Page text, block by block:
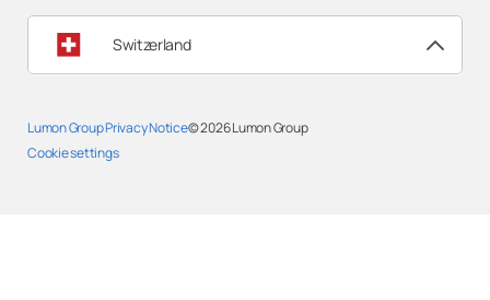
Switzerland
Lumon Group Privacy Notice
Cookie settings
© 2026Lumon Group